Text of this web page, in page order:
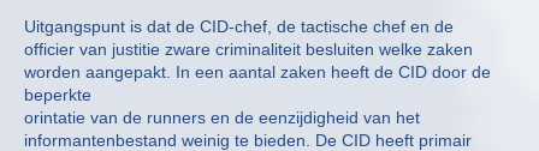
Uitgangspunt is dat de CID-chef, de tactische chef en de
officier van justitie zware criminaliteit besluiten welke zaken
worden aangepakt. In een aantal zaken heeft de CID door de
beperkte
orintatie van de runners en de eenzijdigheid van het
informantenbestand weinig te bieden. De CID heeft primair